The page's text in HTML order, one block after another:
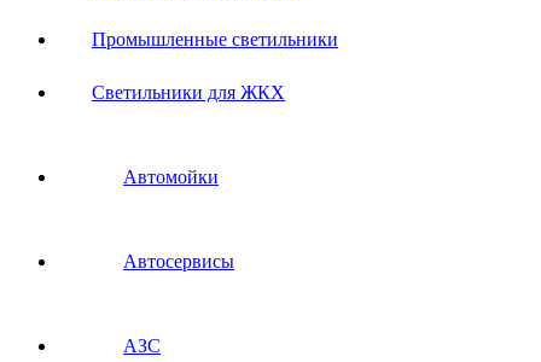
Промышленные светильники
Светильники для ЖКХ
Автомойки
Автосервисы
АЗС